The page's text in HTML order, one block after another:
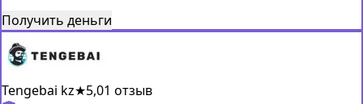
Получить деньги
Tengebai kz★5,01 отзыв